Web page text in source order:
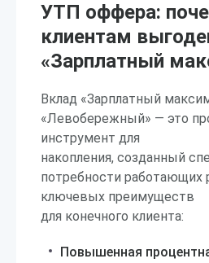
УТП оффера:
клиентам
«Зарплатный
Вклад «Зарплатный
«Левобережный» — это
инструмент для
накопления, созданный
потребности работающих
ключевых преимуществ
для конечного клиента:
Повышенная